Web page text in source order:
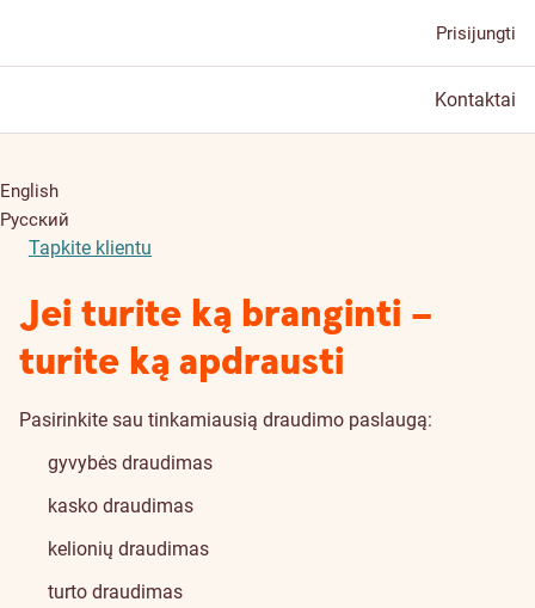
Prisijungti
Kontaktai
English
Русский
Tapkite klientu
Jei turite ką branginti –
turite ką apdrausti
Pasirinkite sau tinkamiausią draudimo paslaugą:
gyvybės draudimas
kasko draudimas
kelionių draudimas
turto draudimas